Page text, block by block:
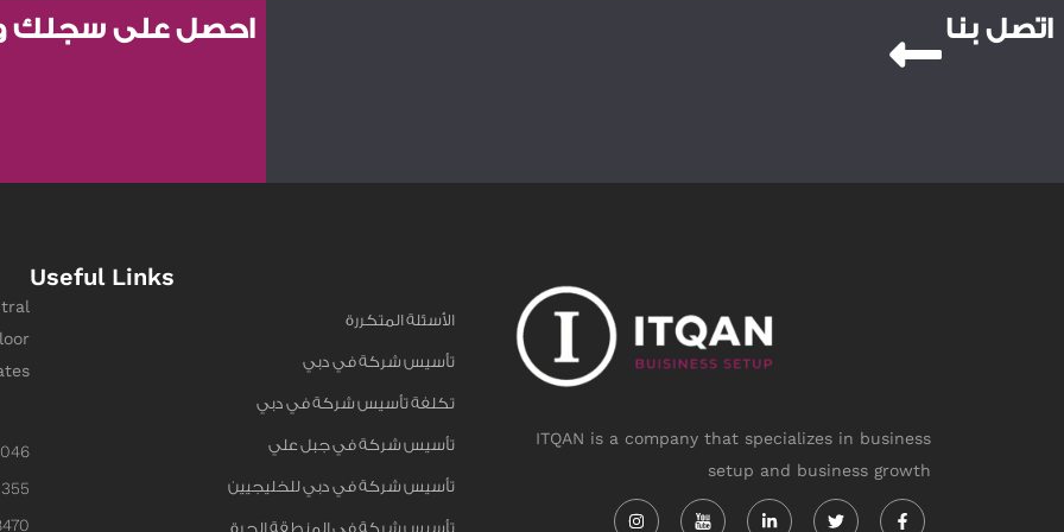
احصل على سجلك اتصل بنا
ITQAN is a company that specializes in business
setup and business growth
Instagram Linkedin-
in
Twitter Facebook-
f
Useful Links
الأسئلة المتكررة
تأسيس شركة في دبي
تكلفة تأسيس شركة في دبي
تأسيس شركة في جبل علي
تأسيس شركة في دبي للخليجيين
تأسيس شركة في المنطقة الحرة